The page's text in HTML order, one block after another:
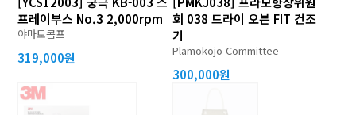
프레이부스 No.3 2,000rpm
야마토콤프
319,000원
회 038 드라이 오븐 FIT 건조
기
Plamokojo Committee
300,000원